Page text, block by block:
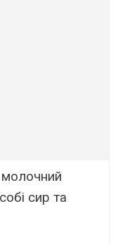
cиp тa